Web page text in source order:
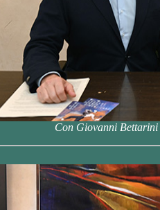
Con Giovanni